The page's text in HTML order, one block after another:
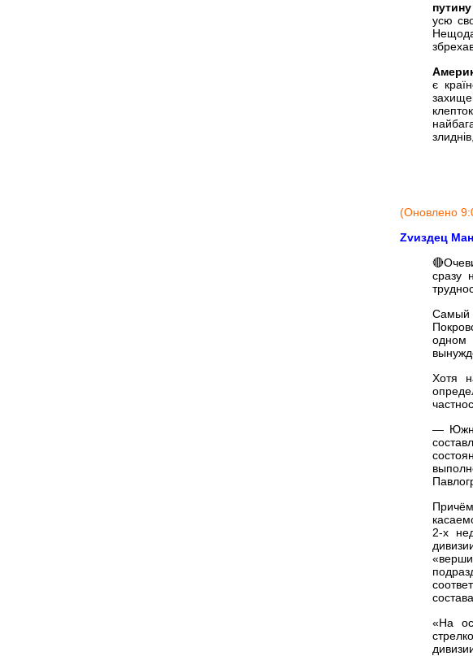
усю
є
(Оновлено
Zvиздец
сразу
Самый
одном
Хотя
—
2-х
«На